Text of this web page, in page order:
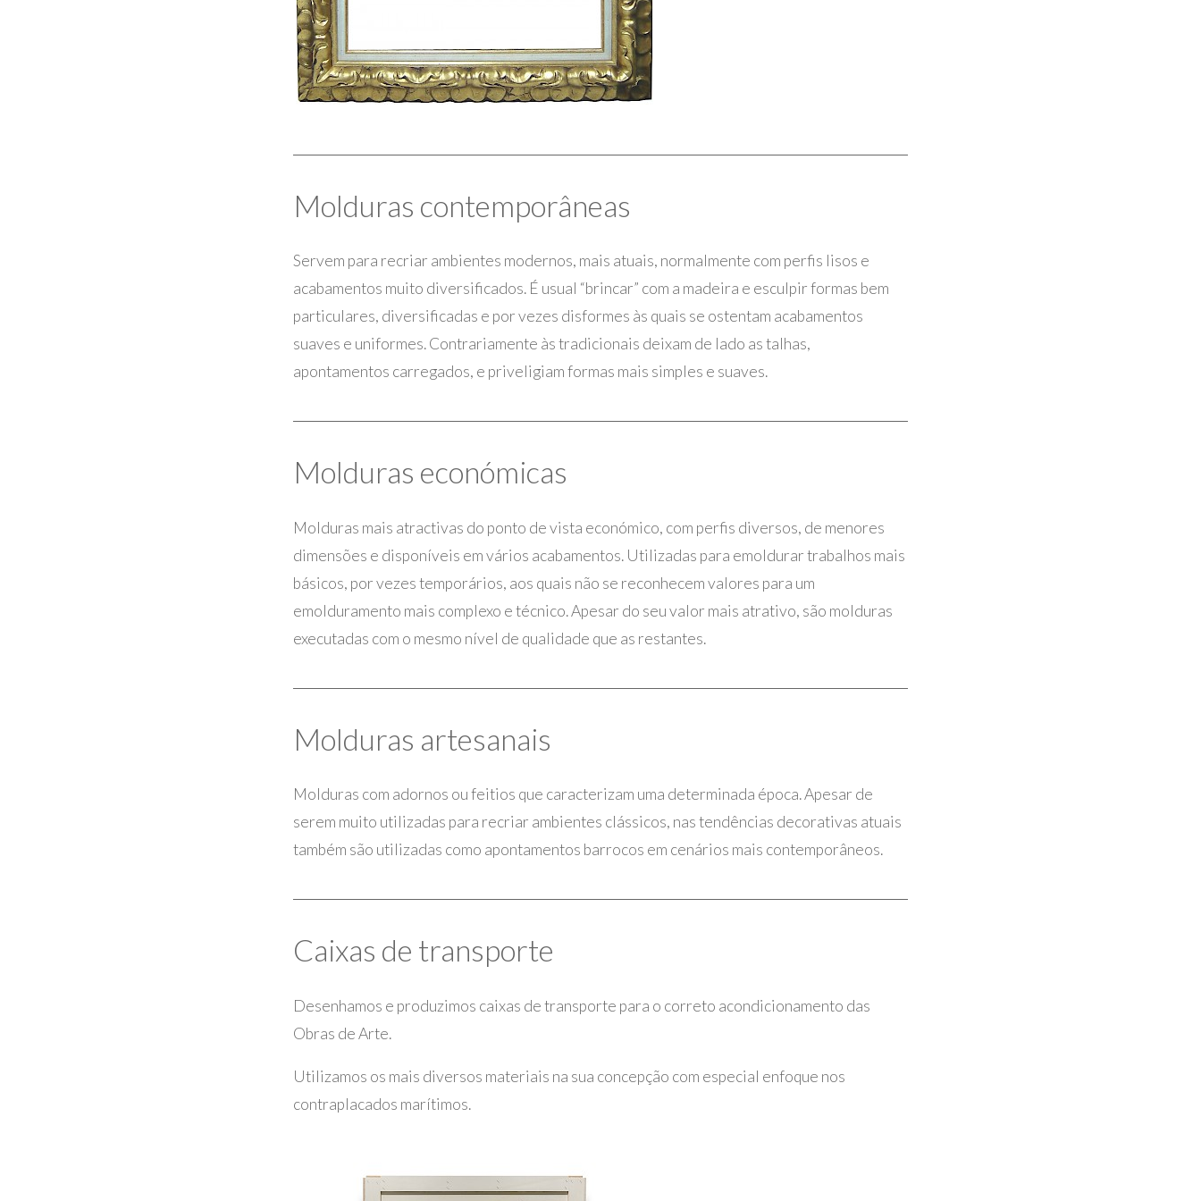
Molduras contemporâneas
Servem para recriar ambientes modernos, mais atuais, normalmente com perfis lisos e
acabamentos muito diversificados. É usual “brincar” com a madeira e esculpir formas bem
particulares, diversificadas e por vezes disformes às quais se ostentam acabamentos
suaves e uniformes. Contrariamente às tradicionais deixam de lado as talhas,
apontamentos carregados, e priveligiam formas mais simples e suaves.
Molduras económicas
Molduras mais atractivas do ponto de vista económico, com perfis diversos, de menores
dimensões e disponíveis em vários acabamentos. Utilizadas para emoldurar trabalhos mais
básicos, por vezes temporários, aos quais não se reconhecem valores para um
emolduramento mais complexo e técnico. Apesar do seu valor mais atrativo, são molduras
executadas com o mesmo nível de qualidade que as restantes.
Molduras artesanais
Molduras com adornos ou feitios que caracterizam uma determinada época. Apesar de
serem muito utilizadas para recriar ambientes clássicos, nas tendências decorativas atuais
também são utilizadas como apontamentos barrocos em cenários mais contemporâneos.
Caixas de transporte
Desenhamos e produzimos caixas de transporte para o correto acondicionamento das
Obras de Arte.
Utilizamos os mais diversos materiais na sua concepção com especial enfoque nos
contraplacados marítimos.